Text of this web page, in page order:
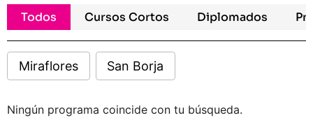
Cursos Cortos Diplomados
Todos
Miraflores San Borja
Ningún programa coincide con tu búsqueda.